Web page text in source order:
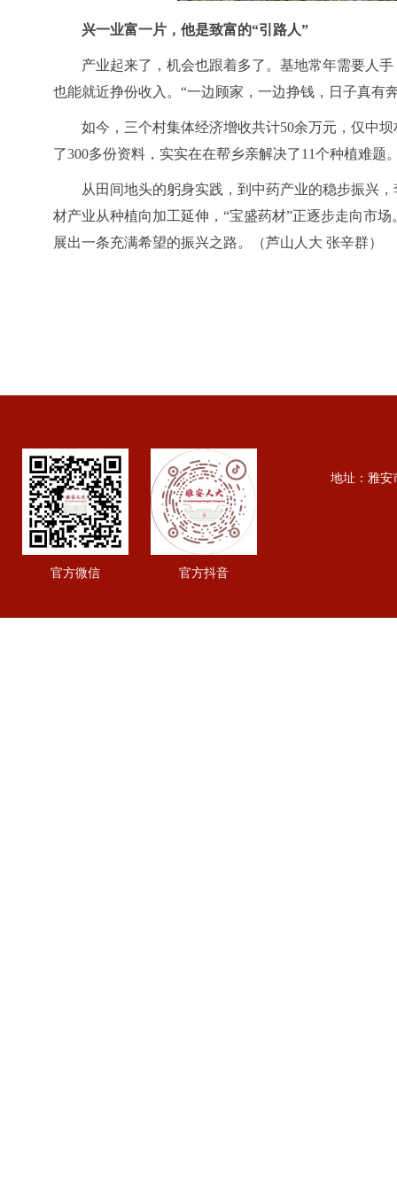
兴一业富一片，他是致富的“引路人”
产业起来了，机会也跟着多了。基地常年需要人
也能就近挣份收入。“一边顾家，一边挣钱，日子真有
如今，三个村集体经济增收共计50余万元，仅中
了300多份资料，实实在在帮乡亲解决了11个种植难题
从田间地头的躬身实践，到中药产业的稳步振兴
材产业从种植向加工延伸， “宝盛药材”正逐步走向市
展出一条充满希望的振兴之路。（芦山人大 张辛群）
官方微信 官方抖音
地址：雅安